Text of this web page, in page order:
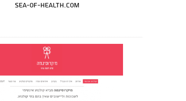
sea-of-health.com